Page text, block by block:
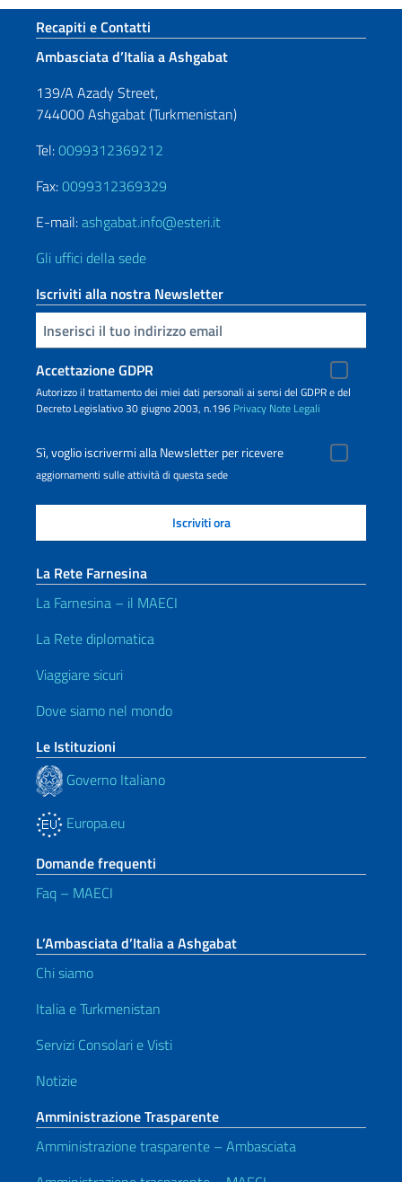
Sezione footer
Recapiti e Contatti
Ambasciata d’Italia a Ashgabat
139/A Azady Street,
744000 Ashgabat (Turkmenistan)
Tel:0099312369212
Fax:0099312369329
E-mail:ashgabat.info@esteri.it
Gli uffici della sede
Iscriviti alla nostra Newsletter
Inserisci la tua email
Accettazione GDPR
Autorizzo il trattamento dei miei dati personali ai sensi del GDPR e del
Decreto Legislativo 30 giugno 2003, n.196 Privacy Note Legali
Sì, voglio iscrivermi alla Newsletter per ricevere
aggiornamenti sulle attività di questa sede
La Rete Farnesina
La Farnesina – il MAECI
La Rete diplomatica
Viaggiare sicuri
Dove siamo nel mondo
Le Istituzioni
Governo Italiano
Europa.eu
Domande frequenti
Faq – MAECI
L’Ambasciata d’Italia a Ashgabat
Chi siamo
Italia e Turkmenistan
Servizi Consolari e Visti
Notizie
Amministrazione Trasparente
Amministrazione trasparente – Ambasciata